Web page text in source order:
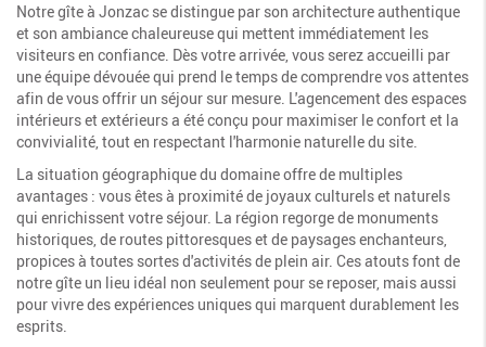
Notre gîte à Jonzac se distingue par son architecture authentique
et son ambiance chaleureuse qui mettent immédiatement les
visiteurs en confiance. Dès votre arrivée, vous serez accueilli par
une équipe dévouée qui prend le temps de comprendre vos attentes
afin de vous offrir un séjour sur mesure. L'agencement des espaces
intérieurs et extérieurs a été conçu pour maximiser le confort et la
convivialité, tout en respectant l'harmonie naturelle du site.
La situation géographique du domaine offre de multiples
avantages : vous êtes à proximité de joyaux culturels et naturels
qui enrichissent votre séjour. La région regorge de monuments
historiques, de routes pittoresques et de paysages enchanteurs,
propices à toutes sortes d'activités de plein air. Ces atouts font de
notre gîte un lieu idéal non seulement pour se reposer, mais aussi
pour vivre des expériences uniques qui marquent durablement les
esprits.